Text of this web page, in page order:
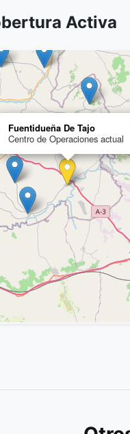
Activa
Fuentidueña De Tajo
Centro de Operaciones actual